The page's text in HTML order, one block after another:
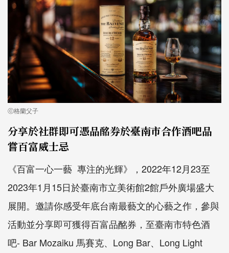
ⓒ格蘭父子
分享於社群即可憑品酩券於臺南市合作酒吧品
嘗百富威士忌
《百富一心一藝 專注的光輝》，2022年12月23至
2023年1月15日於臺南市立美術館2館戶外廣場盛大
展開。邀請你感受年底台南最藝文的心藝之作，參與
活動並分享即可獲得百富品酩券，至臺南市特色酒
吧- Bar Mozaiku 馬賽克、Long Bar、Long Light